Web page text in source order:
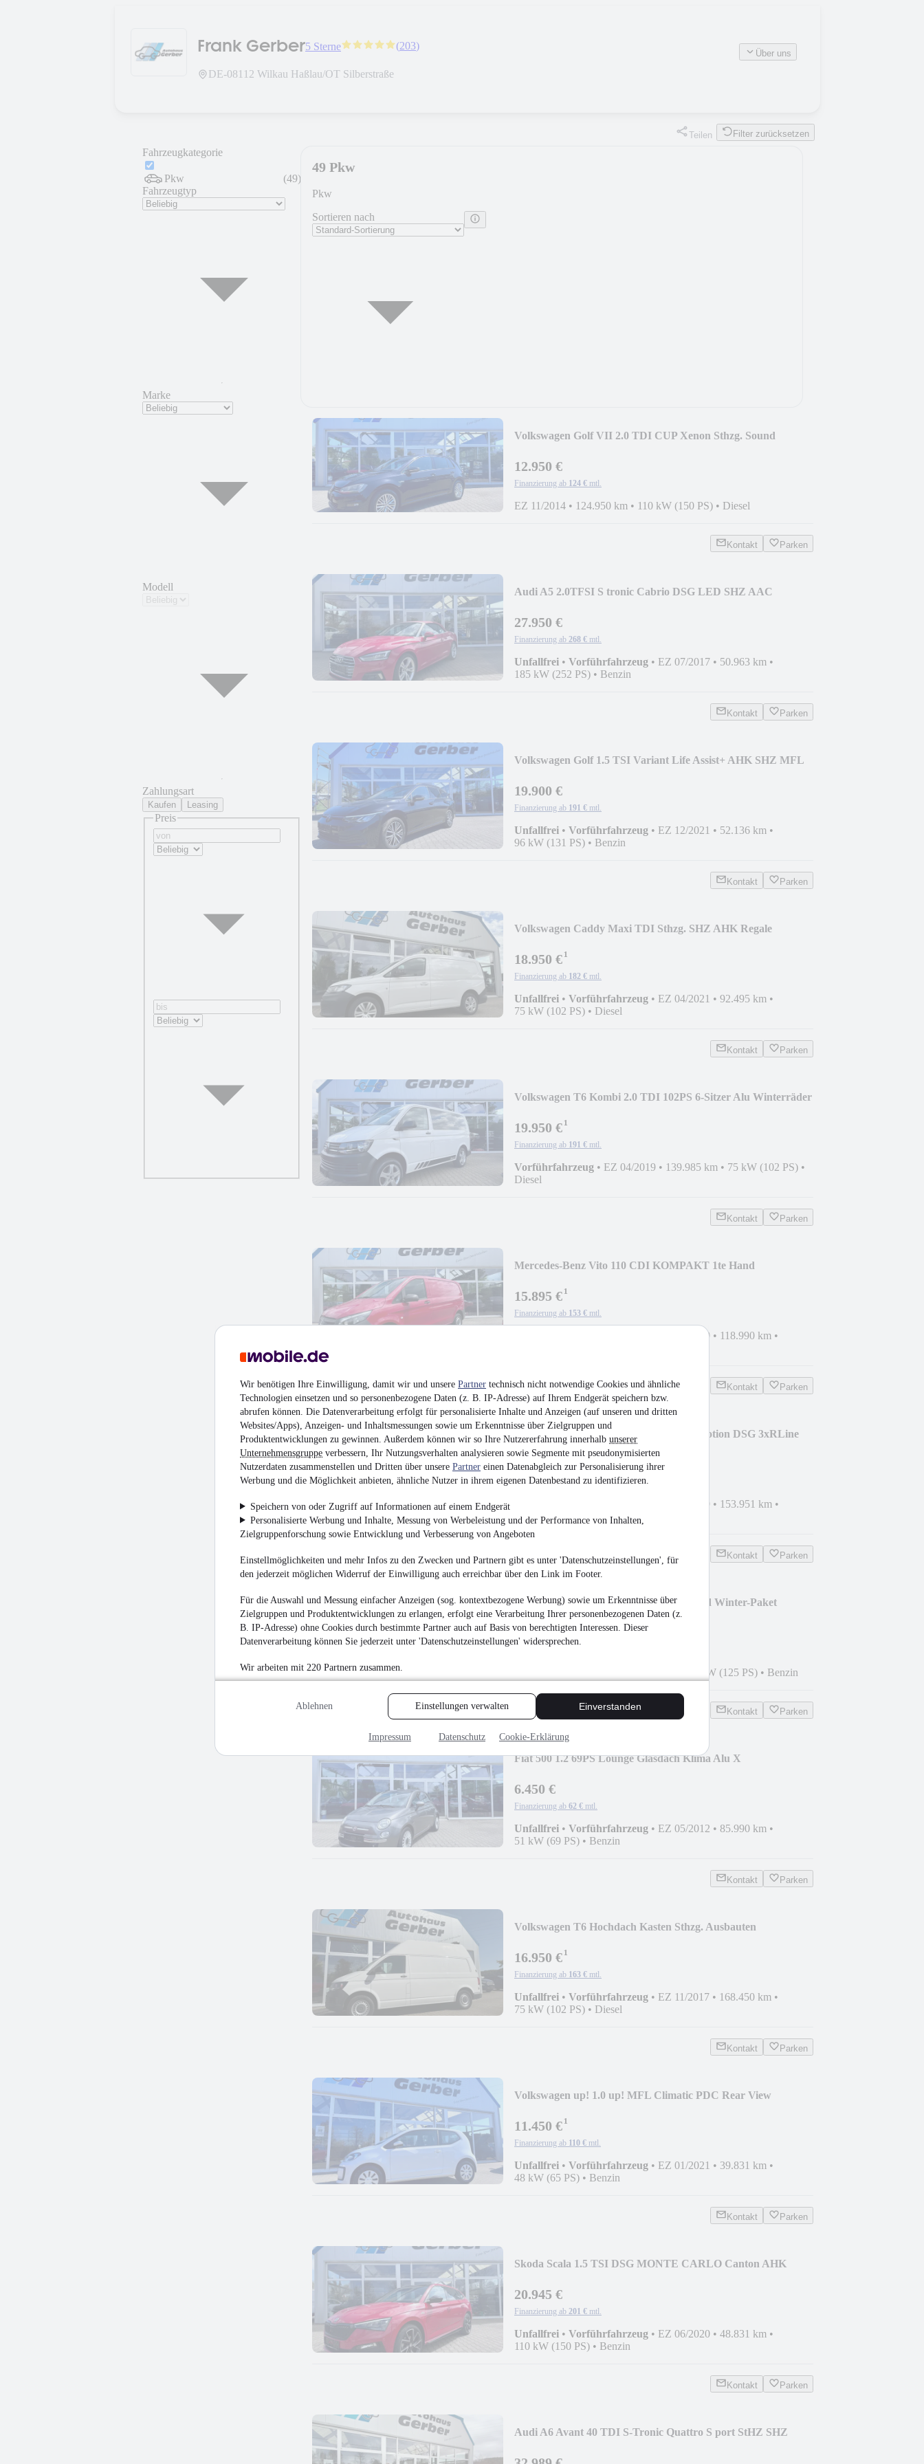
Wir benötigen Ihre Einwilligung, damit wir und unsere Partner technisch nicht notwendige Cookies und ähnliche
Technologien einsetzen und so personenbezogene Daten (z. B. IP-Adresse) auf Ihrem Endgerät speichern bzw.
abrufen können. Die Datenverarbeitung erfolgt für personalisierte Inhalte und Anzeigen (auf unseren und dritten
Websites/Apps), Anzeigen- und Inhaltsmessungen sowie um Erkenntnisse über Zielgruppen und
Produktentwicklungen zu gewinnen. Außerdem können wir so Ihre Nutzererfahrung innerhalb unserer
Unternehmensgruppe verbessern, Ihr Nutzungsverhalten analysieren sowie Segmente mit pseudonymisierten
Nutzerdaten zusammenstellen und Dritten über unsere Partner einen Datenabgleich zur Personalisierung ihrer
Werbung und die Möglichkeit anbieten, ähnliche Nutzer in ihrem eigenen Datenbestand zu identifizieren.
Speichern von oder Zugriff auf Informationen auf einem Endgerät
Personalisierte Werbung und Inhalte, Messung von Werbeleistung und der Performance von Inhalten,
Zielgruppenforschung sowie Entwicklung und Verbesserung von Angeboten
Einstellmöglichkeiten und mehr Infos zu den Zwecken und Partnern gibt es unter 'Datenschutzeinstellungen', für
den jederzeit möglichen Widerruf der Einwilligung auch erreichbar über den Link im Footer.
Für die Auswahl und Messung einfacher Anzeigen (sog. kontextbezogene Werbung) sowie um Erkenntnisse über
Zielgruppen und Produktentwicklungen zu erlangen, erfolgt eine Verarbeitung Ihrer personenbezogenen Daten (z.
B. IP-Adresse) ohne Cookies durch bestimmte Partner auch auf Basis von berechtigten Interessen. Dieser
Datenverarbeitung können Sie jederzeit unter 'Datenschutzeinstellungen' widersprechen.
Wir arbeiten mit 220 Partnern zusammen.
Ablehnen Einstellungen verwalten Einverstanden
Impressum Datenschutz Cookie-Erklärung
Frank Gerber5 Sterne (203)
DE-08112 Wilkau Haßlau/OT Silberstraße
Über uns
Teilen Filter zurücksetzen
Fahrzeugkategorie
Pkw (49)
Fahrzeugtyp
Marke
Modell
Zahlungsart
Kaufen Leasing
Preis
49 Pkw
Pkw
Sortieren nach
Volkswagen Golf VII 2.0 TDI CUP Xenon Sthzg. Sound
12.950 €
Finanzierung ab 124 € mtl.
EZ 11/2014 • 124.950 km • 110 kW (150 PS) • Diesel
Kontakt Parken
Audi A5 2.0TFSI S tronic Cabrio DSG LED SHZ AAC
27.950 €
Finanzierung ab 268 € mtl.
Unfallfrei • Vorführfahrzeug • EZ 07/2017 • 50.963 km •
185 kW (252 PS) • Benzin
Kontakt Parken
Volkswagen Golf 1.5 TSI Variant Life Assist+ AHK SHZ MFL
19.900 €
Finanzierung ab 191 € mtl.
Unfallfrei • Vorführfahrzeug • EZ 12/2021 • 52.136 km •
96 kW (131 PS) • Benzin
Kontakt Parken
Volkswagen Caddy Maxi TDI Sthzg. SHZ AHK Regale
18.950 €¹
Finanzierung ab 182 € mtl.
Unfallfrei • Vorführfahrzeug • EZ 04/2021 • 92.495 km •
75 kW (102 PS) • Diesel
Kontakt Parken
Volkswagen T6 Kombi 2.0 TDI 102PS 6-Sitzer Alu Winterräder
19.950 €¹
Finanzierung ab 191 € mtl.
Vorführfahrzeug • EZ 04/2019 • 139.985 km • 75 kW (102 PS) •
Diesel
Kontakt Parken
Mercedes-Benz Vito 110 CDI KOMPAKT 1te Hand
15.895 €¹
Finanzierung ab 153 € mtl.
EZ 03/2020 • 118.990 km •
Kontakt Parken
Volkswagen Passat Variant 2.0BiTDI 4Motion DSG 3xRLine
24.950 €
Finanzierung ab 239 € mtl.
EZ 06/2019 • 153.951 km •
176 kW (239 PS) •Diesel
Kontakt Parken
Ford EcoSport 1,0 EcoBoost 125PS Trend Winter-Paket
8.490 €
Finanzierung ab
92 kW (125 PS) • Benzin
Kontakt Parken
Fiat 500 1.2 69PS Lounge Glasdach Klima Alu X
6.450 €
Finanzierung ab 62 € mtl.
Unfallfrei • Vorführfahrzeug • EZ 05/2012 • 85.990 km •
51 kW (69 PS) • Benzin
Kontakt Parken
Volkswagen T6 Hochdach Kasten Sthzg. Ausbauten
16.950 €¹
Finanzierung ab 163 € mtl.
Unfallfrei • Vorführfahrzeug • EZ 11/2017 • 168.450 km •
75 kW (102 PS) • Diesel
Kontakt Parken
Volkswagen up! 1.0 up! MFL Climatic PDC Rear View
11.450 €¹
Finanzierung ab 110 € mtl.
Unfallfrei • Vorführfahrzeug • EZ 01/2021 • 39.831 km •
48 kW (65 PS) • Benzin
Kontakt Parken
Skoda Scala 1.5 TSI DSG MONTE CARLO Canton AHK
20.945 €
Finanzierung ab 201 € mtl.
Unfallfrei • Vorführfahrzeug • EZ 06/2020 • 48.831 km •
110 kW (150 PS) • Benzin
Kontakt Parken
Audi A6 Avant 40 TDI S-Tronic Quattro S port StHZ SHZ